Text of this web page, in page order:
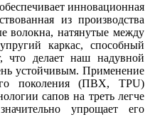
инновационная
из производства
волокна, натянутые между
каркас, способный
что делает наш надувной
устойчивым. Применение
поколения (ПВХ, TPU)
сапов на треть легче
упрощает его